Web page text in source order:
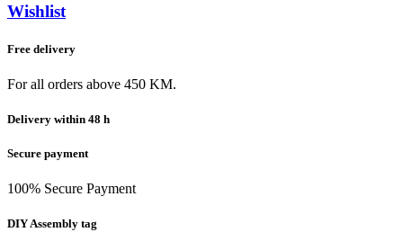
Wishlist
Free delivery
For all orders above 450 KM.
Delivery within 48 h
Secure payment
100% Secure Payment
DIY Assembly tag